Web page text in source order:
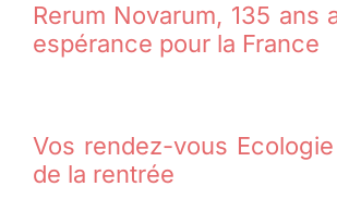
Rerum Novarum, 135 ans
espérance pour la France
Vos rendez-vous
de la rentrée